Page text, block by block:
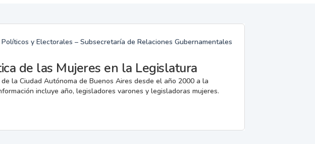
y Electorales – Subsecretaría de Relaciones Gubernamentales
de las Mujeres en la Legislatura
la Ciudad Autónoma de Buenos Aires desde el año 2000 a la
incluye año, legisladores varones y legisladoras mujeres.